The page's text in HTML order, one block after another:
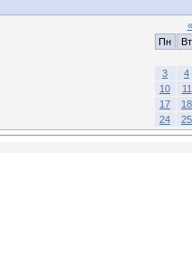
«
Пн
Вт
3
4
10
11
17
18
24
25